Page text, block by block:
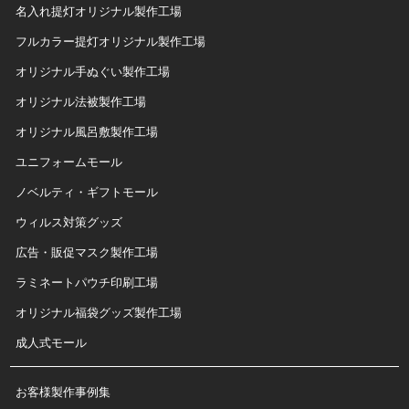
名入れ提灯オリジナル製作工場
フルカラー提灯オリジナル製作工場
オリジナル手ぬぐい製作工場
オリジナル法被製作工場
オリジナル風呂敷製作工場
ユニフォームモール
ノベルティ・ギフトモール
ウィルス対策グッズ
広告・販促マスク製作工場
ラミネートパウチ印刷工場
オリジナル福袋グッズ製作工場
成人式モール
お客様製作事例集